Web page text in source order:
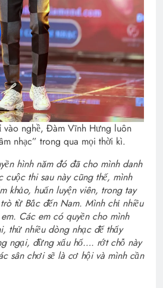
vào nghề, Đàm Vĩnh Hưng luôn
nhạc” trong qua mọi thời kì.
hình năm đó đã cho mình danh
cuộc thi sau này cũng thế, mình
khảo, huấn luyện viên, trong tay
từ Bắc đến Nam. Mình chỉ nhiều
Các em có quyền cho mình
thử nhiều dòng nhạc để thấy
ngại, đừng xấu hổ…. rớt chỗ này
sân chơi sẽ là cơ hội và mình cần